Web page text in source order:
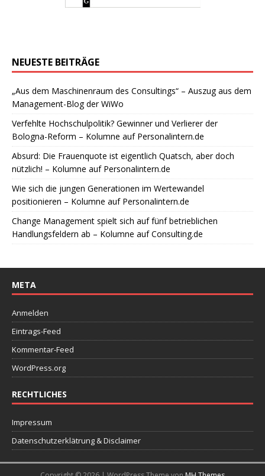
NEUESTE BEITRÄGE
„Aus dem Maschinenraum des Consultings“ – Auszug aus dem
Management-Blog der WiWo
Verfehlte Hochschulpolitik? Gewinner und Verlierer der
Bologna-Reform – Kolumne auf Personalintern.de
Absurd: Die Frauenquote ist eigentlich Quatsch, aber doch
nützlich! – Kolumne auf Personalintern.de
Wie sich die jungen Generationen im Wertewandel
positionieren – Kolumne auf Personalintern.de
Change Management spielt sich auf fünf betrieblichen
Handlungsfeldern ab – Kolumne auf Consulting.de
META
Anmelden
Eintrags-Feed
Kommentar-Feed
WordPress.org
RECHTLICHES
Impressum
Datenschutzerklätrung & Disclaimer